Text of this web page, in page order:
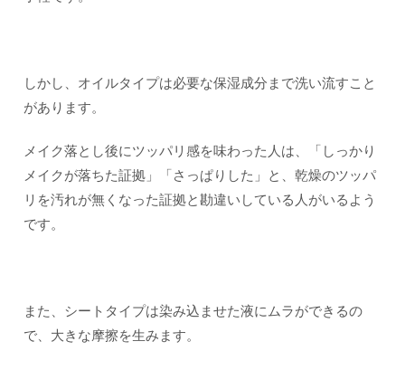
しかし、オイルタイプは必要な保湿成分まで洗い流すこと
があります。
メイク落とし後にツッパリ感を味わった人は、「しっかり
メイクが落ちた証拠」「さっぱりした」と、乾燥のツッパ
リを汚れが無くなった証拠と勘違いしている人がいるよう
です。
また、シートタイプは染み込ませた液にムラができるの
で、大きな摩擦を生みます。